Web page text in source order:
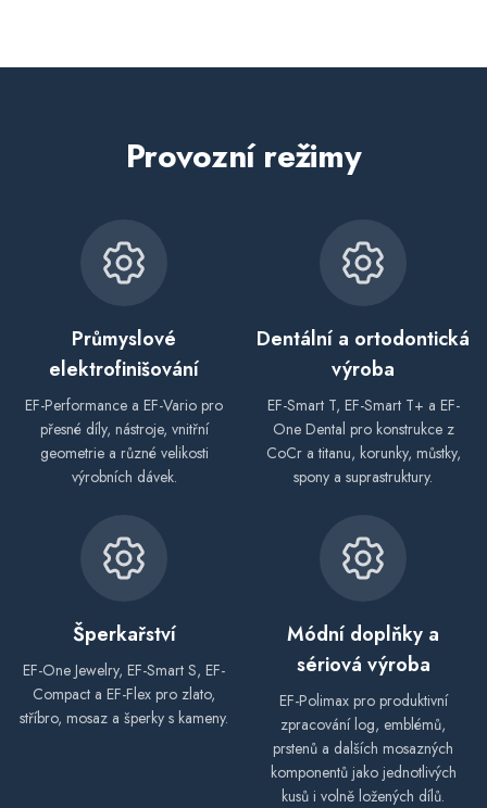
Provozní režimy
Průmyslové
elektrofinišování
EF-Performance a EF-Vario pro
přesné díly, nástroje, vnitřní
geometrie a různé velikosti
výrobních dávek.
Dentální a ortodontická
výroba
EF-Smart T, EF-Smart T+ a EF-
One Dental pro konstrukce z
CoCr a titanu, korunky, můstky,
spony a suprastruktury.
Šperkařství
EF-One Jewelry, EF-Smart S, EF-
Compact a EF-Flex pro zlato,
stříbro, mosaz a šperky s kameny.
Módní doplňky a
sériová výroba
EF-Polimax pro produktivní
zpracování log, emblémů,
prstenů a dalších mosazných
komponentů jako jednotlivých
kusů i volně ložených dílů.